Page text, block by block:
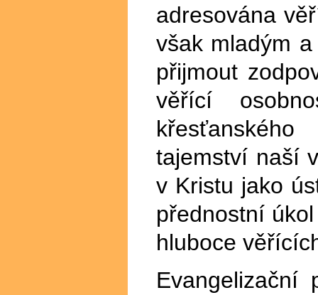
adresována
však mladým
přijmout
věřící
tajemství naší
v Kristu jako
přednostní
hluboce
Evangelizační